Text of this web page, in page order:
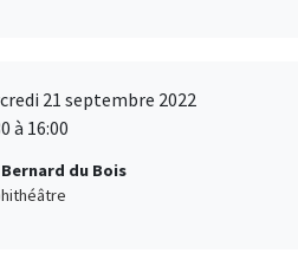
21 septembre 2022
à 16:00
du Bois